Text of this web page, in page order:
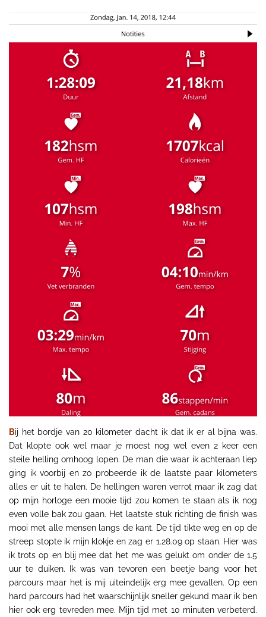
Bij het bordje van 20 kilometer dacht ik dat ik er al bijna was.
Dat klopte ook wel maar je moest nog wel even 2 keer een
steile helling omhoog lopen. De man die waar ik achteraan liep
ging ik voorbij en zo probeerde ik de laatste paar kilometers
alles er uit te halen. De hellingen waren verrot maar ik zag dat
op mijn horloge een mooie tijd zou komen te staan als ik nog
even volle bak zou gaan. Het laatste stuk richting de finish was
mooi met alle mensen langs de kant. De tijd tikte weg en op de
streep stopte ik mijn klokje en zag er 1.28.09 op staan. Hier was
ik trots op en blij mee dat het me wasgelukt om onder de 1.5
uur te duiken. Ik was van tevoren een beetje bang voor het
parcours maar het is mij uiteindelijk erg mee gevallen. Op een
hard parcours had het waarschijnlijk sneller gekund maar ik ben
hier ook erg tevreden mee. Mijn tijd met 10 minuten verbeterd.